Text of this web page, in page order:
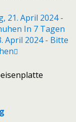
21. April 2024 -
In 7 Tagen
April 2024 - Bitte